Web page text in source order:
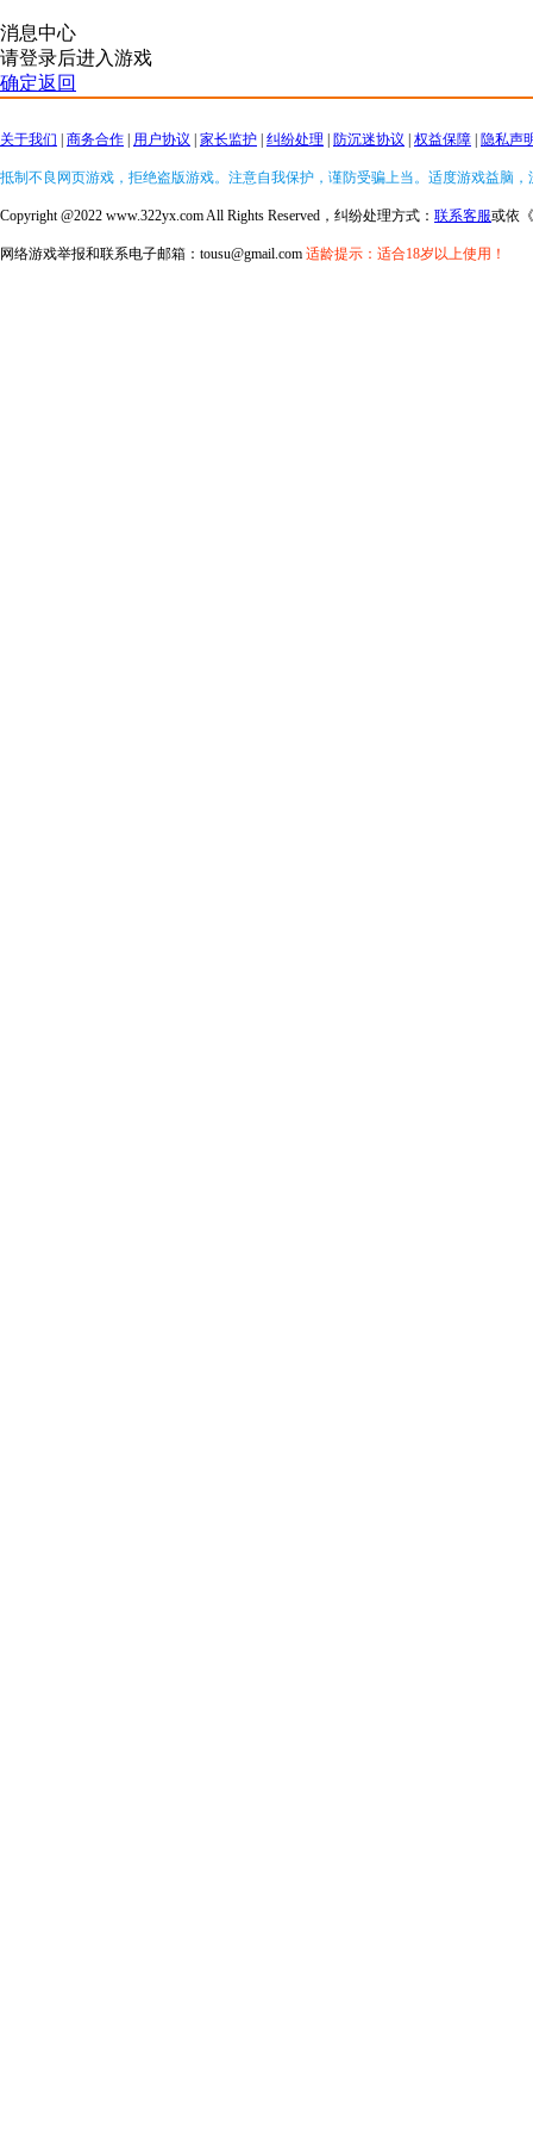
消息中心
请登录后进入游戏
确定返回
关于我们 商务合作 用户协议 家长监护 纠纷处理 防沉迷协议 权益保障 隐私声
抵制不良网页游戏，拒绝盗版游戏。注意自我保护，谨防受骗上当。适度游戏益脑
Copyright @2022 www.322yx.com All Rights Reserved，纠纷处理方式： 联系客服或依《
网络游戏举报和联系电子邮箱：tousu@gmail.com 适龄提示：适合18岁以上使用！